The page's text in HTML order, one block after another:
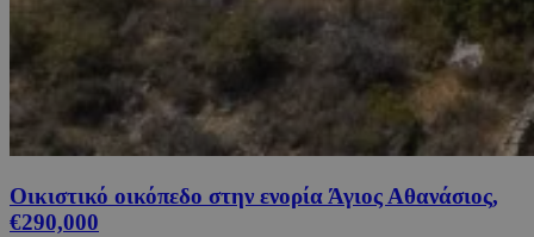
Οικιστικό οικόπεδο στην ενορία Άγιος Αθανάσιος,
€290,000